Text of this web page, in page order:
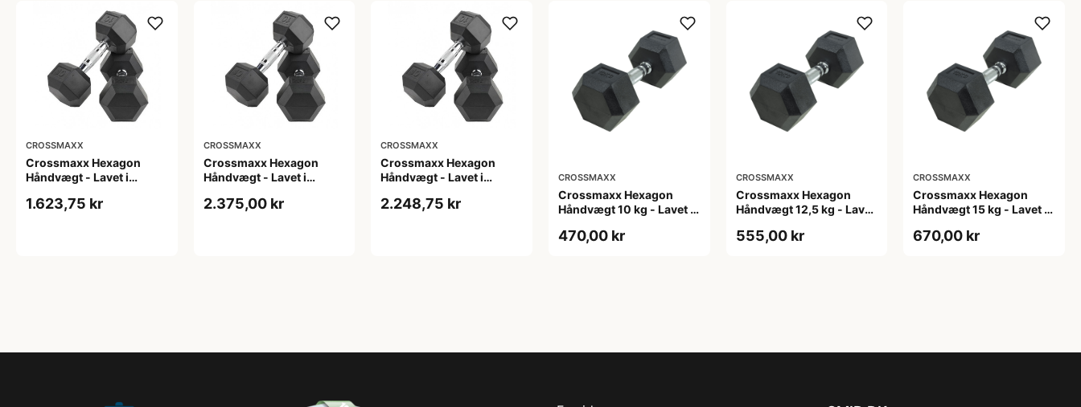
CROSSMAXX
Crossmaxx Hexagon
Håndvægt - Lavet i
gummi - Riflet håndtag
1.623,75 kr
CROSSMAXX
Crossmaxx Hexagon
Håndvægt - Lavet i
gummi - Riflet håndtag
2.375,00 kr
CROSSMAXX
Crossmaxx Hexagon
Håndvægt - Lavet i
gummi - Riflet håndtag
2.248,75 kr
CROSSMAXX
Crossmaxx Hexagon
Håndvægt 10 kg - Lavet i
gummi - Riflet håndtag
470,00 kr
CROSSMAXX
Crossmaxx Hexagon
Håndvægt 12,5 kg - Lavet
gummi - Riflet håndtag
555,00 kr
CROSSMAXX
Crossmaxx Hexagon
Håndvægt 15 kg - Lavet i
gummi - Riflet håndtag
670,00 kr